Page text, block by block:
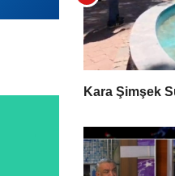
Kara Şimşek